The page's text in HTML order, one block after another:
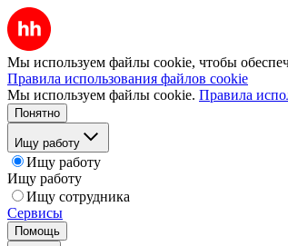
Мы используем файлы cookie, чтобы
Правила использования файлов cookie
Мы используем файлы cookie. Правила
Понятно
Ищу работу
Ищу работу
Ищу работу
Ищу сотрудника
Сервисы
Помощь